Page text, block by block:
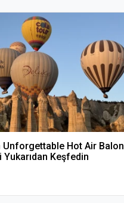
Unforgettable Hot Air Balon
Keşfedin